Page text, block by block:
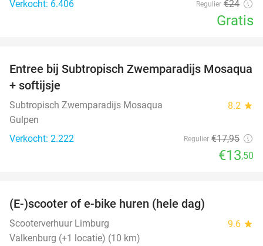
Verkocht: 6.406
Regulier €24
Gratis
25%
Entree bij Subtropisch Zwemparadijs Mosaqua
+ softijsje
Subtropisch Zwemparadijs Mosaqua 8.2 star
Gulpen
Verkocht: 2.222
Regulier €17,95
€13,50
(E-)scooter of e-bike huren (hele dag)
Scooterverhuur Limburg 9.6 star
Valkenburg (+1 locatie) (10 km)